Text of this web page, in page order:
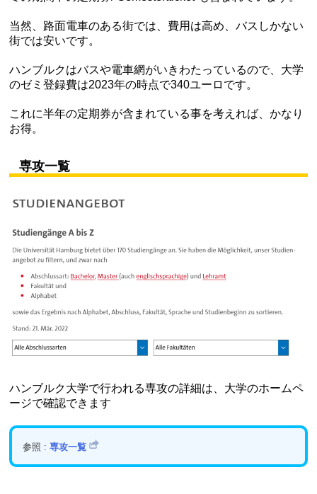
当然、路面電車のある街では、費用は高め、バスしかない
街では安いです。
ハンブルクはバスや電車網がいきわたっているので、大学
のゼミ登録費は2023年の時点で340ユーロです。
これに半年の定期券が含まれている事を考えれば、かなり
お得。
専攻一覧
ハンブルク大学で行われる専攻の詳細は、大学のホームペ
ージで確認できます
参照 :専攻一覧